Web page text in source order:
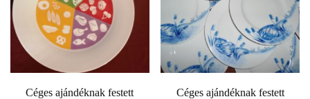
Céges ajándéknak festett
Céges ajándéknak festett